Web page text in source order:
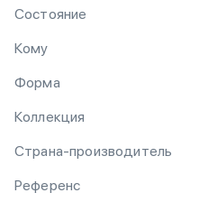
Состояние
Кому
Форма
Коллекция
Страна-производитель
Референс